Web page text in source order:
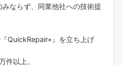
ならず、同業他社への技術提
QuickRepair+』を立ち上げ
件以上。